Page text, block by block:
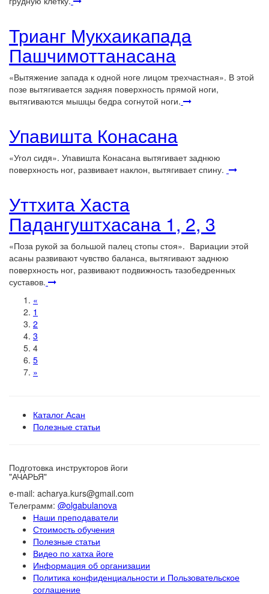
Трианг Мукхаикапада
Пашчимоттанасана
«Вытяжение запада к одной ноге лицом трехчастная». В этой
позе вытягивается задняя поверхность прямой ноги,
вытягиваются мышцы бедра согнутой ноги.
Упавишта Конасана
«Угол сидя». Упавишта Конасана вытягивает заднюю
поверхность ног, развивает наклон, вытягивает спину.
Уттхита Хаста
Падангуштхасана 1, 2, 3
«Поза рукой за большой палец стопы стоя». Вариации этой
асаны развивают чувство баланса, вытягивают заднюю
поверхность ног, развивают подвижность тазобедренных
суставов.
«
1
2
3
4
5
»
Каталог Асан
Полезные статьи
Подготовка инструкторов йоги
"АЧАРЬЯ"
e-mail: acharya.kurs@gmail.com
Телеграмм: @olgabulanova
Наши преподаватели
Стоимость обучения
Полезные статьи
Видео по хатха йоге
Информация об организации
Политика конфиденциальности и Пользовательское
соглашение